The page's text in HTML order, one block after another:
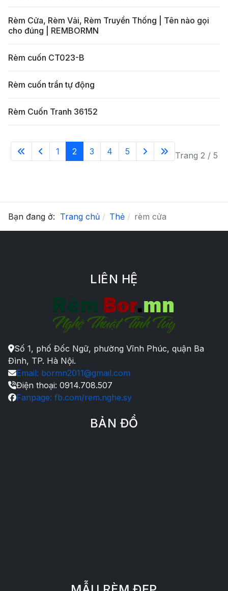
Rèm Cửa, Rèm Vải, Rèm Truyền Thống | Tên nào gọi
cho đúng | REMBORMN
Rèm cuốn CT023-B
Rèm cuốn trần tự động
Rèm Cuốn Tranh 36152
1 2 3 4 5 Trang 2 / 5
Bạn đang ở: Trang chủ Thẻ rèm cửa
LIÊN HỆ
Số 1, phố Đốc Ngữ, phường Vĩnh Phúc, quận Ba
Đình, TP. Hà Nội.
Email: bormn2011@gmail.com
Điện thoại: 0914.708.507
Fanpage: fb.com/rem.nghe.sy
BẢN ĐỒ